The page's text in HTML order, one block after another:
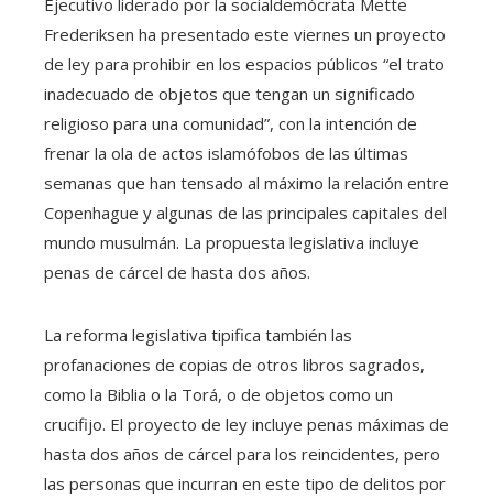
Frederiksen ha presentado este viernes un proyecto
de ley para prohibir en los espacios públicos “el trato
inadecuado de objetos que tengan un significado
religioso para una comunidad”, con la intención de
frenar la ola de actos islamófobos de las últimas
semanas que han tensado al máximo la relación entre
Copenhague y algunas de las principales capitales del
mundo musulmán. La propuesta legislativa incluye
penas de cárcel de hasta dos años.
La reforma legislativa tipifica también las
profanaciones de copias de otros libros sagrados,
como la Biblia o la Torá, o de objetos como un
crucifijo. El proyecto de ley incluye penas máximas de
hasta dos años de cárcel para los reincidentes, pero
las personas que incurran en este tipo de delitos por